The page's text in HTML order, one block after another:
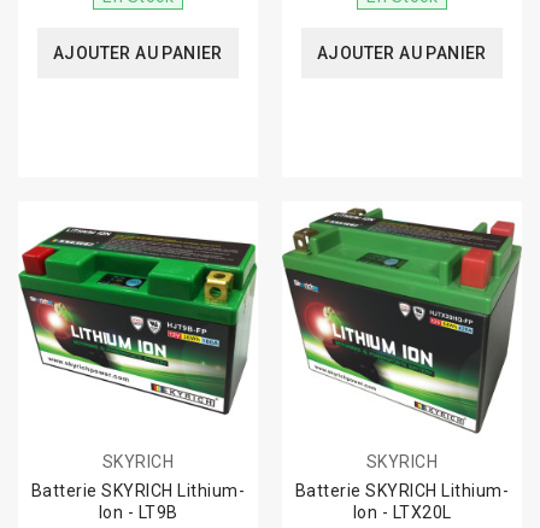
AJOUTER AU PANIER AJOUTER AU PANIER
SKYRICH
Batterie SKYRICH Lithium-
Ion - LT9B
SKYRICH
Batterie SKYRICH Lithium-
Ion - LTX20L